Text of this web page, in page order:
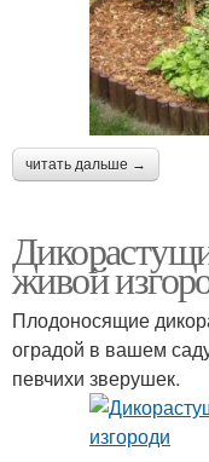
читать дальше →
живой
Плодоносящие
оградой в вашем
певчихи зверушек.